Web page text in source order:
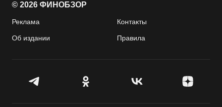
© 2026 ФИНОБЗОР
Реклама Контакты
Об издании Правила